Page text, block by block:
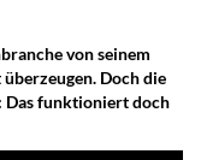
von seinem
Doch die
Das funktioniert doch